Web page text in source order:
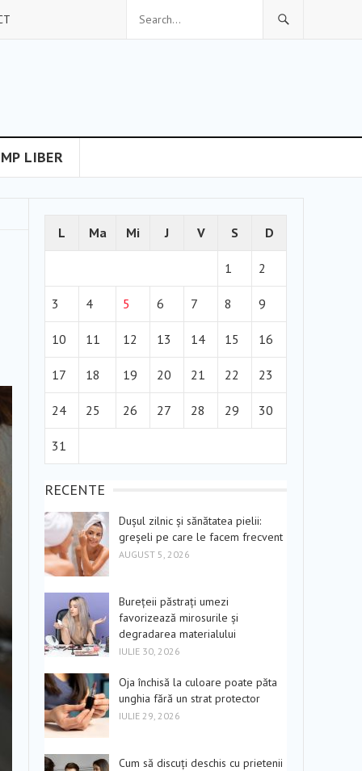
LIBER
L Ma Mi J V S D
1 2
3 4 5 6 7 8 9
10 11 12 13 14 15 16
17 18 19 20 21 22 23
24 25 26 27 28 29 30
31
RECENTE
Dușul zilnic și sănătatea pielii:
greșeli pe care le facem frecvent
AUGUST 5, 2026
Burețeii păstrați umezi
favorizează mirosurile și
degradarea materialului
IULIE 30, 2026
Oja închisă la culoare poate păta
unghia fără un strat protector
IULIE 29, 2026
Cum să discuți deschis cu prietenii